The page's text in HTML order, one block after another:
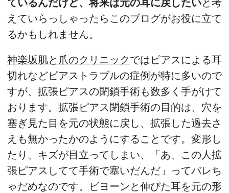
ているんだけど、将来は元の耳に戻したいと考
えていらっしゃったらこのブログがお役に立て
るかもしれません。
神楽坂肌と爪のクリニックではピアスによる耳
切れなどピアストラブルの症例が特に多いので
すが、拡張ピアスの閉鎖手術も数多く手がけて
おります。拡張ピアス閉鎖手術の目的は、穴を
塞ぎ見た目を元の状態に戻し、拡張した過去さ
えも無かったかのようにすることです。変形し
たり、キズが目立ってしまい、「あ、この人拡
張ピアスしてて手術で塞いだんだ」ってバレち
ゃだめなのです。ビヨーンと伸びた耳を元の形